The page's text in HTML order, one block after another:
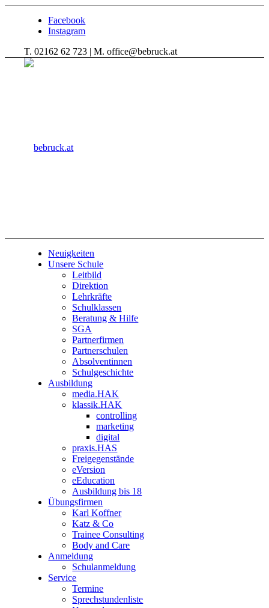
Facebook
Instagram
T. 02162 62 723 | M. office@bebruck.at
Neuigkeiten
Unsere Schule
Leitbild
Direktion
Lehrkräfte
Schulklassen
Beratung & Hilfe
SGA
Partnerfirmen
Partnerschulen
Absolventinnen
Schulgeschichte
Ausbildung
media.HAK
klassik.HAK
controlling
marketing
digital
praxis.HAS
Freigegenstände
eVersion
eEducation
Ausbildung bis 18
Übungsfirmen
Karl Koffner
Katz & Co
Trainee Consulting
Body and Care
Anmeldung
Schulanmeldung
Service
Termine
Sprechstundenliste